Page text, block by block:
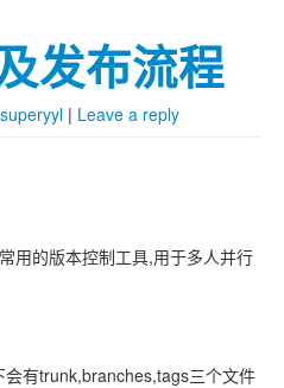
发布流程
superyyl | Leave a reply
用的版本控制工具,用于多人并行
有trunk,branches,tags三个文件